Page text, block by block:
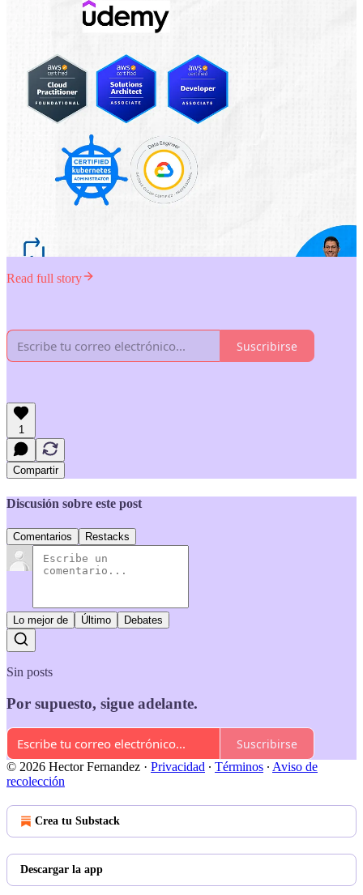
Read full story
Suscribirse
1
Compartir
Discusión sobre este post
Comentarios Restacks
Lo mejor de Último Debates
Sin posts
Por supuesto, sigue adelante.
Suscribirse
© 2026 Hector Fernandez · Privacidad ∙ Términos ∙ Aviso de
recolección
Crea tu Substack
Descargar la app